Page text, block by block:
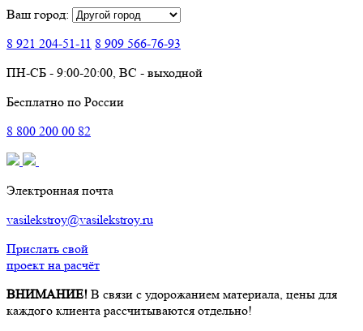
Ваш город:
8 921 204-51-11 8 909 566-76-93
ПН-СБ - 9:00-20:00, ВС - выходной
Бесплатно по России
8 800 200 00 82
Электронная почта
vasilekstroy@vasilekstroy.ru
Прислать свой
проект на расчёт
ВНИМАНИЕ! В связи с удорожанием материала, цены для
каждого клиента рассчитываются отдельно!